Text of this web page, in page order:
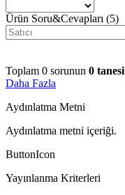
Ürün Soru&Cevapları (5)
Toplam 0 sorunun 0 tanesi
Daha Fazla
Aydınlatma Metni
Aydınlatma metni içeriği.
ButtonIcon
Yayınlanma Kriterleri